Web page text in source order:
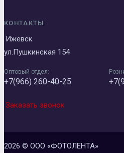
КОНТАКТЫ:
Ижевск
ул.Пушкинская 154
Оптовый отдел:
+7(966) 260-40-25
Заказать звонок
2026 © ООО «ФОТОЛЕНТА»